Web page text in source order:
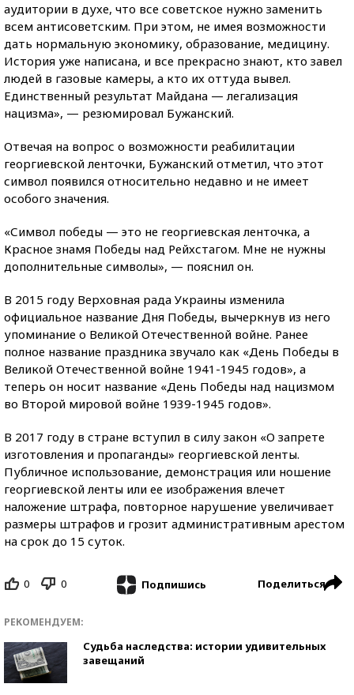
аудитории в духе, что все советское нужно заменить
всем антисоветским. При этом, не имея возможности
дать нормальную экономику, образование, медицину.
История уже написана, и все прекрасно знают, кто завел
людей в газовые камеры, а кто их оттуда вывел.
Единственный результат Майдана — легализация
нацизма», — резюмировал Бужанский.
Отвечая на вопрос о возможности реабилитации
георгиевской ленточки, Бужанский отметил, что этот
символ появился относительно недавно и не имеет
особого значения.
«Символ победы — это не георгиевская ленточка, а
Красное знамя Победы над Рейхстагом. Мне не нужны
дополнительные символы», — пояснил он.
В 2015 году Верховная рада Украины изменила
официальное название Дня Победы, вычеркнув из него
упоминание о Великой Отечественной войне. Ранее
полное название праздника звучало как «День Победы в
Великой Отечественной войне 1941-1945 годов», а
теперь он носит название «День Победы над нацизмом
во Второй мировой войне 1939-1945 годов».
В 2017 году в стране вступил в силу закон «О запрете
изготовления и пропаганды» георгиевской ленты.
Публичное использование, демонстрация или ношение
георгиевской ленты или ее изображения влечет
наложение штрафа, повторное нарушение увеличивает
размеры штрафов и грозит административным арестом
на срок до 15 суток.
0 0 Подпишись Поделиться
РЕКОМЕНДУЕМ:
Судьба наследства: истории удивительных
завещаний